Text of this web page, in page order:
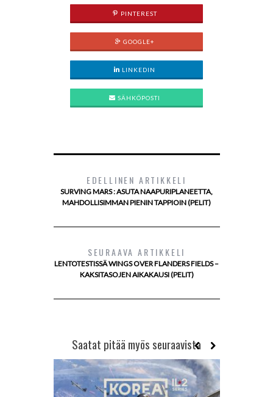
PINTEREST
GOOGLE+
LINKEDIN
SÄHKÖPOSTI
EDELLINEN ARTIKKELI
SURVING MARS : ASUTA NAAPURIPLANEETTA,
MAHDOLLISIMMAN PIENIN TAPPIOIN (PELIT)
SEURAAVA ARTIKKELI
LENTOTESTISSÄ WINGS OVER FLANDERS FIELDS –
KAKSITASOJEN AIKAKAUSI (PELIT)
Saatat pitää myös seuraavista